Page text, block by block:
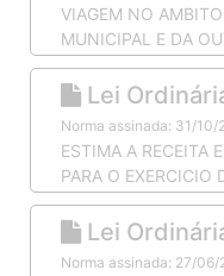
VIAGEM NO
MUNICIPAL E DA
Lei
Norma assinada: 31/10/
ESTIMA A RECEITA
PARA O EXERCICIO
Lei
Norma assinada: 27/06/